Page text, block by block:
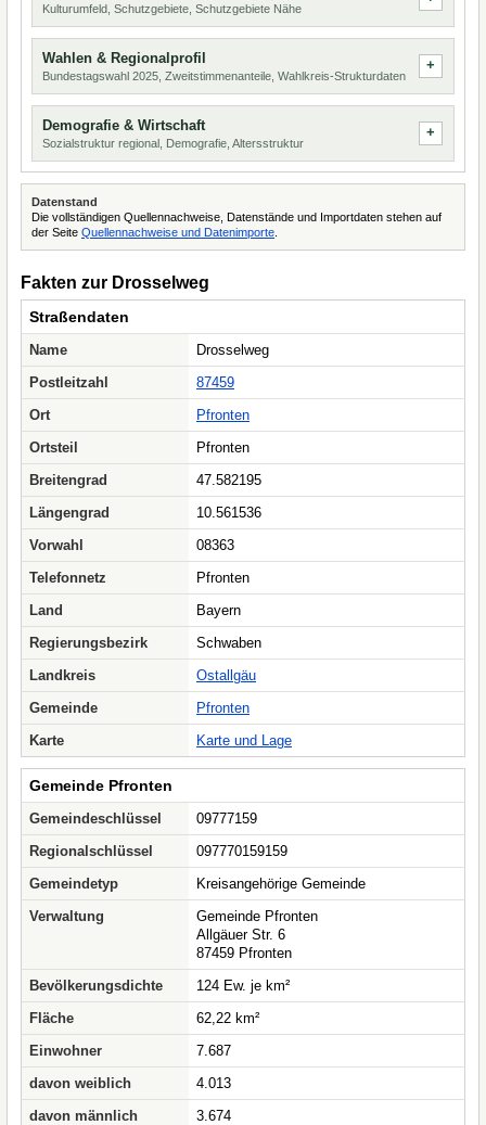
Kulturumfeld, Schutzgebiete, Schutzgebiete Nähe
Wahlen & Regionalprofil
Bundestagswahl 2025, Zweitstimmenanteile, Wahlkreis-Strukturdaten
Demografie & Wirtschaft
Sozialstruktur regional, Demografie, Altersstruktur
Datenstand
Die vollständigen Quellennachweise, Datenstände und Importdaten stehen auf
der Seite Quellennachweise und Datenimporte
Fakten zur Drosselweg
Straßendaten
Name
Drosselweg
Postleitzahl
87459
Ort
Pfronten
Ortsteil
Pfronten
Breitengrad
47.582195
Längengrad
10.561536
Vorwahl
08363
Telefonnetz
Pfronten
Land
Bayern
Regierungsbezirk
Schwaben
Landkreis
Ostallgäu
Gemeinde
Pfronten
Karte
Karte und Lage
Gemeinde Pfronten
Gemeindeschlüssel
09777159
Regionalschlüssel
097770159159
Gemeindetyp
Kreisangehörige Gemeinde
Verwaltung
Gemeinde Pfronten
Allgäuer Str. 6
87459 Pfronten
Bevölkerungsdichte
124 Ew. je km²
Fläche
62,22 km²
Einwohner
7.687
davon weiblich
4.013
davon männlich
3.674